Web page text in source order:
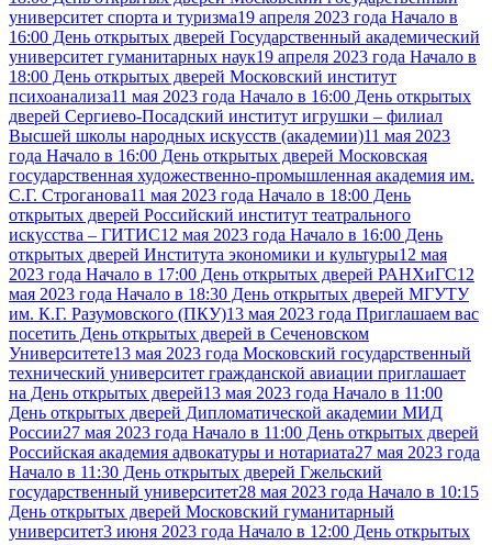
университет спорта и туризма19 апреля 2023 года Начало в
16:00 День открытых дверей Государственный академический
университет гуманитарных наук19 апреля 2023 года Начало в
18:00 День открытых дверей Московский институт
психоанализа11 мая 2023 года Начало в 16:00 День открытых
дверей Сергиево-Посадский институт игрушки – филиал
Высшей школы народных искусств (академии)11 мая 2023
года Начало в 16:00 День открытых дверей Московская
государственная художественно-промышленная академия им.
С.Г. Строганова11 мая 2023 года Начало в 18:00 День
открытых дверей Российский институт театрального
искусства – ГИТИС12 мая 2023 года Начало в 16:00 День
открытых дверей Института экономики и культуры12 мая
2023 года Начало в 17:00 День открытых дверей РАНХиГС12
мая 2023 года Начало в 18:30 День открытых дверей МГУТУ
им. К.Г. Разумовского (ПКУ)13 мая 2023 года Приглашаем вас
посетить День открытых дверей в Сеченовском
Университете13 мая 2023 года Московский государственный
технический университет гражданской авиации приглашает
на День открытых дверей13 мая 2023 года Начало в 11:00
День открытых дверей Дипломатической академии МИД
России27 мая 2023 года Начало в 11:00 День открытых дверей
Российская академия адвокатуры и нотариата27 мая 2023 года
Начало в 11:30 День открытых дверей Гжельский
государственный университет28 мая 2023 года Начало в 10:15
День открытых дверей Московский гуманитарный
университет3 июня 2023 года Начало в 12:00 День открытых